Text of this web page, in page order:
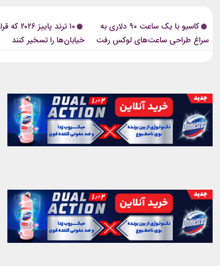
نیست. بسیاری از این ترندها،...
2026 دستبند نقره
زیورآلات نقره...
کاسیو با یک ساعت ۹۰ دلاری به
سراغ طراحی ساعت‌های لوکس رفت
۱۰ ترند پاییز
خیابان‌ها را تسخیر کنند